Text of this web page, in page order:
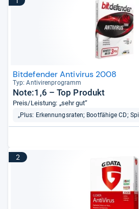
Bitdefender Antivirus 2008
Typ: Anti­vi­ren­pro­gramm
Note:1,6 – Top Produkt
Preis/Leistung: „sehr gut“
„Plus: Erkennungsraten; Bootfähige CD;
2